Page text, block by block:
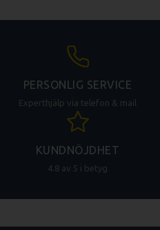
PERSONLIG SERVICE
Experthjälp via telefon & mail
KUNDNÖJDHET
4.8 av 5 i betyg